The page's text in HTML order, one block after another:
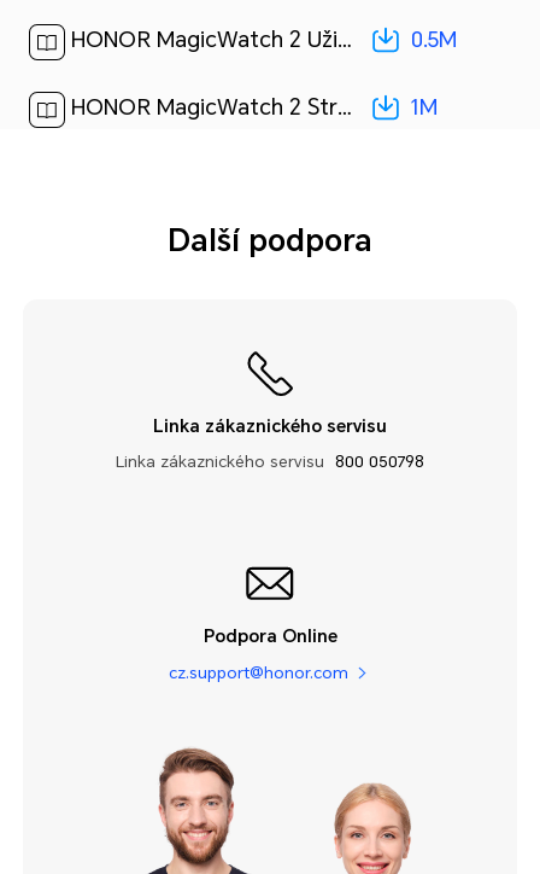
HONOR MagicWatch 2 Uživatelská příručka k chytrým hodinkám-(04,MNS-B39,cs-CZ)[ 0.5M ] 0.5M
HONOR MagicWatch 2 Stručná úvodní příručka-(MNS-B39,04,cs-CZ)[ 1M ] 1M
Další podpora
Linka zákaznického servisu
Linka zákaznického servisu 800 050798
Podpora Online
cz.support@honor.com